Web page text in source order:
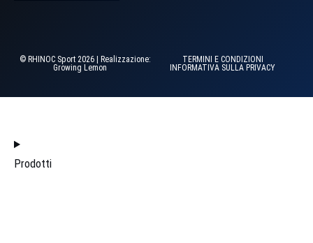
© RHINOC Sport 2026 | Realizzazione:
Growing Lemon
TERMINI E CONDIZIONI
INFORMATIVA SULLA PRIVACY
Prodotti